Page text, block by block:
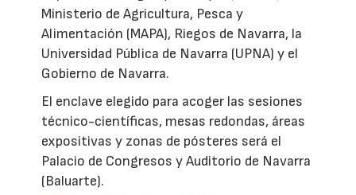
Ministerio de Agricultura, Pesca y
Alimentación (MAPA), Riegos de Navarra, la
Universidad Pública de Navarra (UPNA) y el
Gobierno de Navarra.
El enclave elegido para acoger las sesiones
técnico-científicas, mesas redondas, áreas
expositivas y zonas de pósteres será el
Palacio de Congresos y Auditorio de Navarra
(Baluarte).